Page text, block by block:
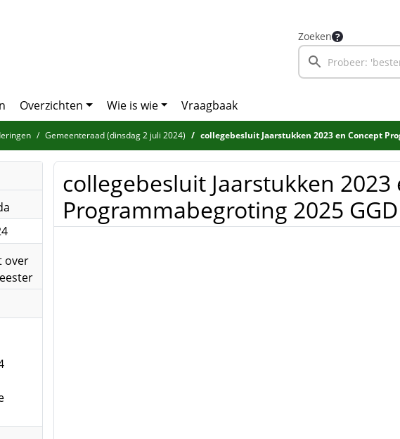
Zoeken
Overzichten Wie is wie Vraagbaak
Gemeenteraad (dinsdag 2 juli 2024) collegebesluit Jaarstukken 2023 en Concept
over
collegebesluit Jaarstukken 2023
Programmabegroting 2025